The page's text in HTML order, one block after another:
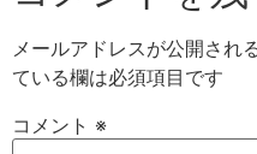
メールアドレスが公開され
ている欄は必須項目です
コメント ※